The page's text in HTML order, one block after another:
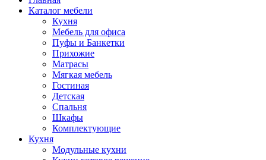
Каталог мебели
Кухня
Мебель для офиса
Пуфы и Банкетки
Прихожие
Матрасы
Мягкая мебель
Гостиная
Детская
Спальня
Шкафы
Комплектующие
Кухня
Модульные кухни